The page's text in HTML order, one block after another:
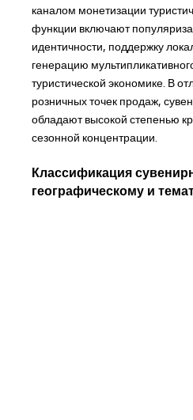
каналом монетизации
функции включают
идентичности, поддержку
генерацию
туристической экономике. В
розничных точек продаж,
обладают высокой степенью
сезонной концентрации.
Классификация
географическому и